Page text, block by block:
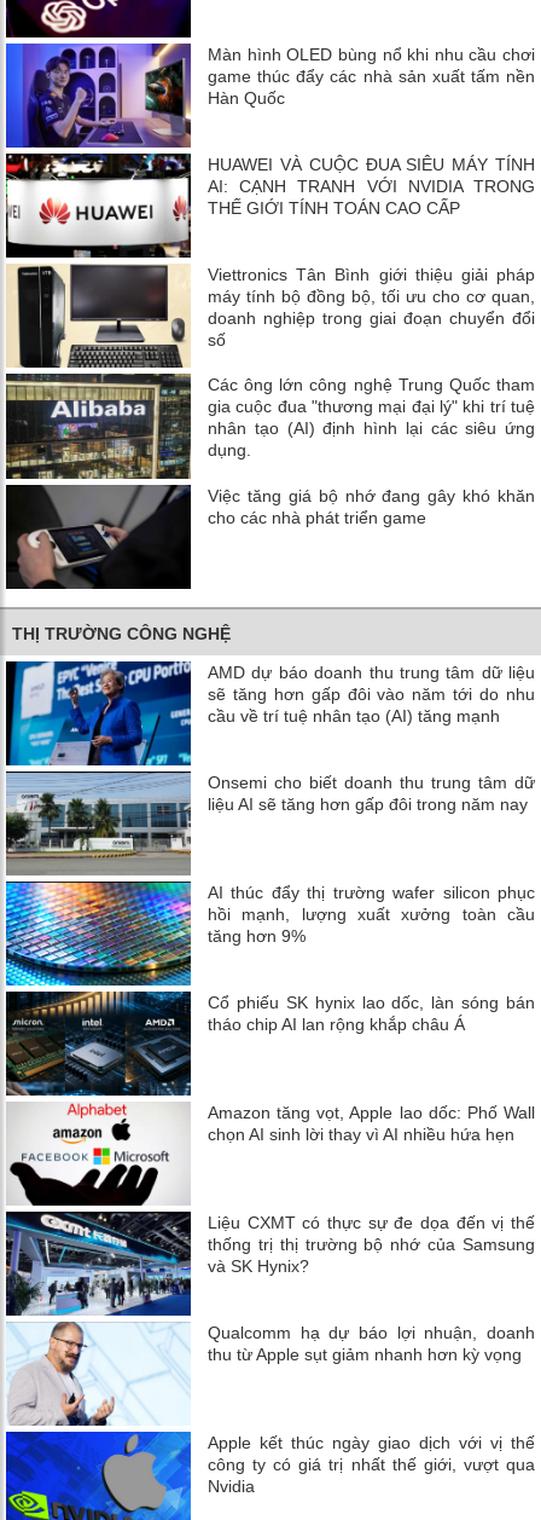
Màn hình OLED bùng nổ khi nhu cầu chơi
game thúc đẩy các nhà sản xuất tấm nền
Hàn Quốc
HUAWEI VÀ CUỘC ĐUA SIÊU MÁY TÍNH
AI: CẠNH TRANH VỚI NVIDIA TRONG
THẾ GIỚI TÍNH TOÁN CAO CẤP
Viettronics Tân Bình giới thiệu giải pháp
máy tính bộ đồng bộ, tối ưu cho cơ quan,
doanh nghiệp trong giai đoạn chuyển đổi
số
Các ông lớn công nghệ Trung Quốc tham
gia cuộc đua "thương mại đại lý" khi trí tuệ
nhân tạo (AI) định hình lại các siêu ứng
dụng.
Việc tăng giá bộ nhớ đang gây khó khăn
cho các nhà phát triển game
THỊ TRƯỜNG CÔNG NGHỆ
AMD dự báo doanh thu trung tâm dữ liệu
sẽ tăng hơn gấp đôi vào năm tới do nhu
cầu về trí tuệ nhân tạo (AI) tăng mạnh
Onsemi cho biết doanh thu trung tâm dữ
liệu AI sẽ tăng hơn gấp đôi trong năm nay
AI thúc đẩy thị trường wafer silicon phục
hồi mạnh, lượng xuất xưởng toàn cầu
tăng hơn 9%
Cổ phiếu SK hynix lao dốc, làn sóng bán
tháo chip AI lan rộng khắp châu Á
Amazon tăng vọt, Apple lao dốc: Phố Wall
chọn AI sinh lời thay vì AI nhiều hứa hẹn
Liệu CXMT có thực sự đe dọa đến vị thế
thống trị thị trường bộ nhớ của Samsung
và SK Hynix?
Qualcomm hạ dự báo lợi nhuận, doanh
thu từ Apple sụt giảm nhanh hơn kỳ vọng
Apple kết thúc ngày giao dịch với vị thế
công ty có giá trị nhất thế giới, vượt qua
Nvidia